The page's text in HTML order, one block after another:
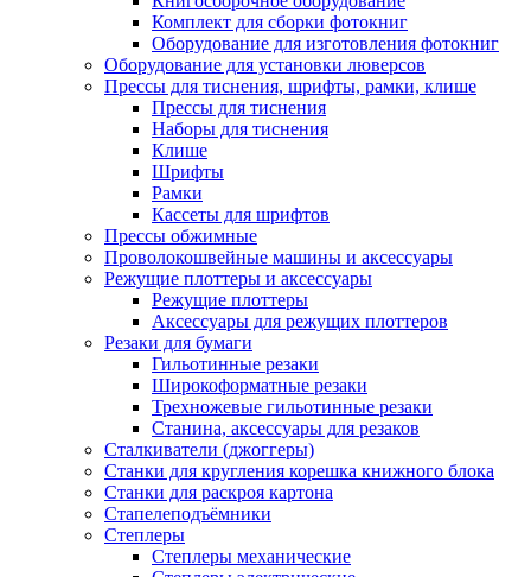
Комплект для сборки фотокниг
Оборудование для изготовления фотокниг
Оборудование для установки люверсов
Прессы для тиснения, шрифты, рамки, клише
Прессы для тиснения
Наборы для тиснения
Клише
Шрифты
Рамки
Кассеты для шрифтов
Прессы обжимные
Проволокошвейные машины и аксессуары
Режущие плоттеры и аксессуары
Режущие плоттеры
Аксессуары для режущих плоттеров
Резаки для бумаги
Гильотинные резаки
Широкоформатные резаки
Трехножевые гильотинные резаки
Станина, аксессуары для резаков
Сталкиватели (джоггеры)
Станки для кругления корешка книжного блока
Станки для раскроя картона
Стапелеподъёмники
Степлеры
Степлеры механические